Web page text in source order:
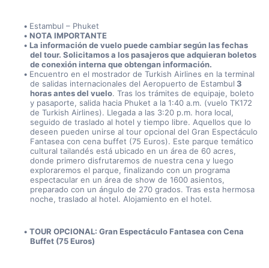
Estambul – Phuket
NOTA IMPORTANTE
La información de vuelo puede cambiar según las fechas
del tour. Solicitamos a los pasajeros que adquieran boletos
de conexión interna que obtengan información.
Encuentro en el mostrador de Turkish Airlines en la terminal
de salidas internacionales del Aeropuerto de Estambul 3
horas antes del vuelo. Tras los trámites de equipaje, boleto
y pasaporte, salida hacia Phuket a la 1:40 a.m. (vuelo TK172
de Turkish Airlines). Llegada a las 3:20 p.m. hora local,
seguido de traslado al hotel y tiempo libre. Aquellos que lo
deseen pueden unirse al tour opcional del Gran Espectáculo
Fantasea con cena buffet (75 Euros). Este parque temático
cultural tailandés está ubicado en un área de 60 acres,
donde primero disfrutaremos de nuestra cena y luego
exploraremos el parque, finalizando con un programa
espectacular en un área de show de 1600 asientos,
preparado con un ángulo de 270 grados. Tras esta hermosa
noche, traslado al hotel. Alojamiento en el hotel.
TOUR OPCIONAL: Gran Espectáculo Fantasea con Cena
Buffet (75 Euros)